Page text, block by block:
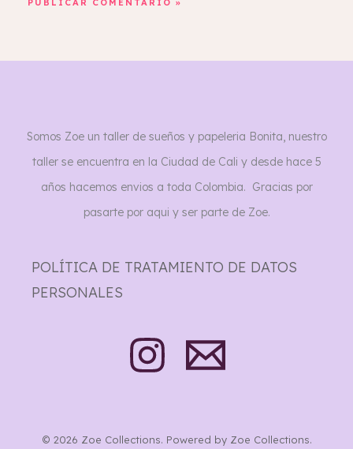
Somos Zoe un taller de sueños y papeleria Bonita, nuestro
taller se encuentra en la Ciudad de Cali y desde hace 5
años hacemos envios a toda Colombia. Gracias por
pasarte por aqui y ser parte de Zoe.
POLÍTICA DE TRATAMIENTO DE DATOS
PERSONALES
© 2026 Zoe Collections. Powered by Zoe Collections.